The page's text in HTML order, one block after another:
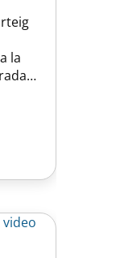
la